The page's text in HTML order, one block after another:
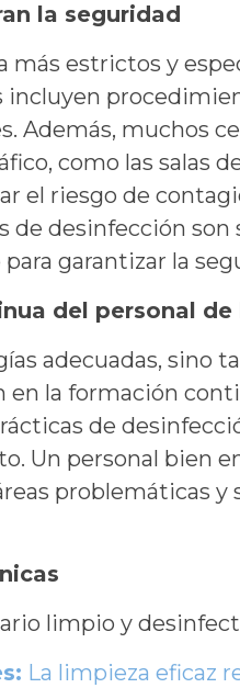
la seguridad
estrictos y
Además, muchos
como las salas
el riesgo de
desinfección son
garantizar la
del personal de
adecuadas, sino
la formación
de
Un personal bien
problemáticas y
limpio y
La limpieza eficaz